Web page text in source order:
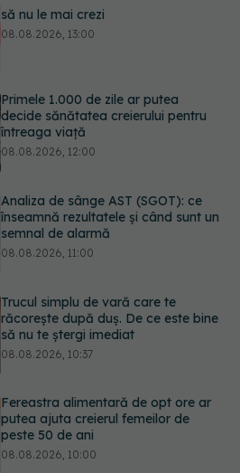
Primele 1.000 de zile ar putea
Analiza de sânge AST (SGOT): ce
înseamnă rezultatele și când sunt un
Trucul simplu de vară care te
răcorește după duș. De ce este bine
Fereastra alimentară de opt ore ar
putea ajuta creierul femeilor de
5 mituri despre menstruație pe care
să nu le mai crezi